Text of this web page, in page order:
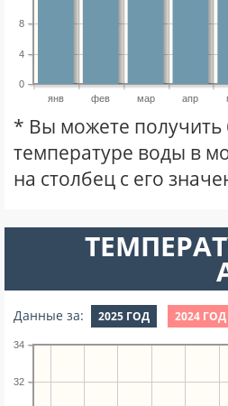
янв фев мар апр
0
4
8
* Вы можете
температуре воды в
на столбец с его
Данные за: 2025 ГОД 2024 ГОД
32
34